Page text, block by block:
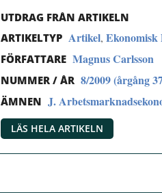
UTDRAG FRÅN ARTIKELN
ARTIKELTYP Artikel, Ekonomisk
FÖRFATTARE Magnus Carlsson
NUMMER / ÅR 8/2009 (årgång
ÄMNEN J.
LÄS HELA ARTIKELN